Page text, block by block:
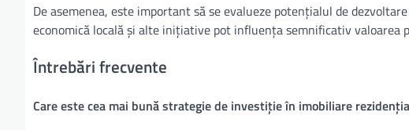
De asemenea, este important să se evalueze potențialul de
economică locală și alte inițiative pot influența semnificativ valoarea
Întrebări frecvente
Care este cea mai bună strategie de investiție în imobiliare